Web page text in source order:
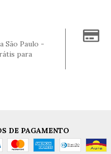
São Paulo -
para
DE PAGAMENTO